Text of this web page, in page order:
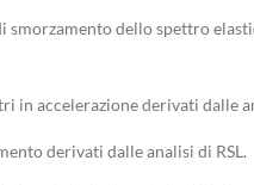
smorzamento dello spettro
in accelerazione derivati dalle
derivati dalle analisi di RSL.